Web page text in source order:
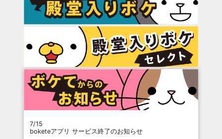
7/15
boketeアプリ サービス終了のお知らせ